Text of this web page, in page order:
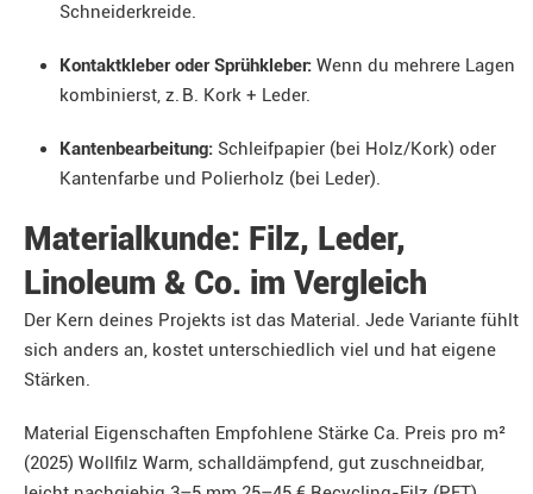
Schneiderkreide.
Kontaktkleber oder Sprühkleber: Wenn du mehrere Lagen
kombinierst, z. B. Kork + Leder.
Kantenbearbeitung: Schleifpapier (bei Holz/Kork) oder
Kantenfarbe und Polierholz (bei Leder).
Materialkunde: Filz, Leder,
Linoleum & Co. im Vergleich
Der Kern deines Projekts ist das Material. Jede Variante fühlt
sich anders an, kostet unterschiedlich viel und hat eigene
Stärken.
Material Eigenschaften Empfohlene Stärke Ca. Preis pro m²
(2025) Wollfilz Warm, schalldämpfend, gut zuschneidbar,